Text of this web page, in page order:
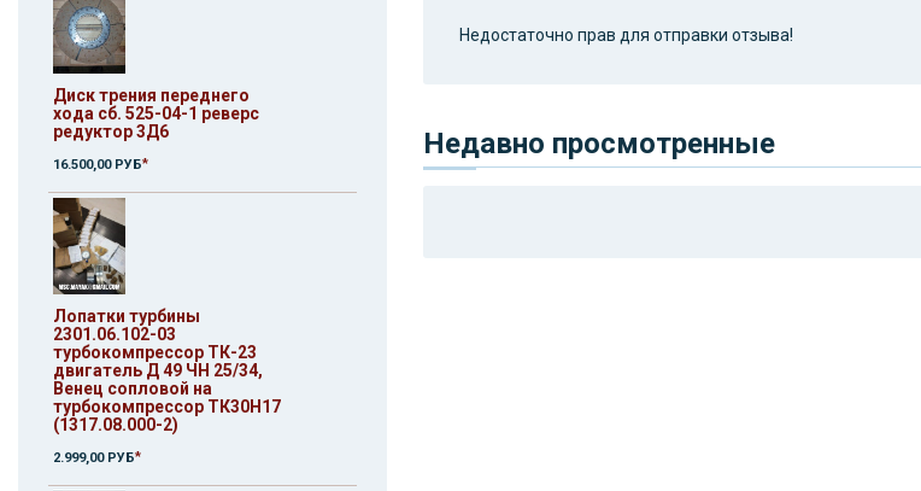
Диск трения переднего
хода сб. 525-04-1 реверс
редуктор 3Д6
16.500,00 РУБ*
Лопатки турбины
2301.06.102-03
турбокомпрессор ТК-23
двигатель Д 49 ЧН 25/34,
Венец сопловой на
турбокомпрессор ТК30Н17
(1317.08.000-2)
2.999,00 РУБ*
Недостаточно прав для отправки отзыва!
Недавно просмотренные